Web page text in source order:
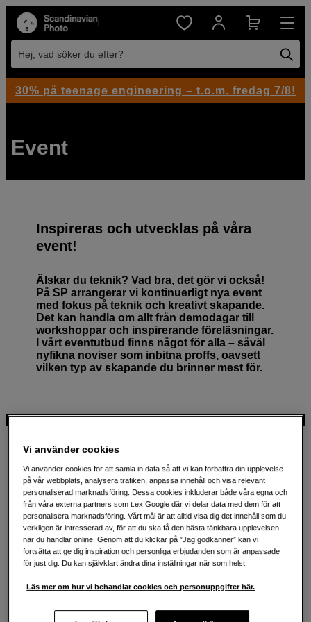
Hej, vad söker du efter?
Event
Inspireras och utvecklas på våra
event!
Älskar du teknik? Vad bra, det gör vi också!
På SP arrangerar vi kontinuerligt nya event
med fokus på teknik och kreativt skapande.
Det kan handla om allt från demodagar till
workshoppar och inspirerande föreläsningar.
I vårt eventutbud finns något för alla – såväl
nyfikna noviser som inbitna proffs, oavsett
vilken typ av skapande du brinner mest för.
Aktuella event
30% på teenage engineering – t.o.m. fredag 7/8!
Vi använder cookies
Vi använder cookies för att samla in data så att vi kan förbättra din upplevelse
på vår webbplats, analysera trafiken, anpassa innehåll och visa relevant
personaliserad marknadsföring. Dessa cookies inkluderar både våra egna och
från våra externa partners som t.ex Google där vi delar data med dem för att
personalisera marknadsföring. Vårt mål är att alltid visa dig det innehåll som du
verkligen är intresserad av, för att du ska få den bästa tänkbara upplevelsen
när du handlar online. Genom att du klickar på ”Jag godkänner” kan vi
fortsätta att ge dig inspiration och personliga erbjudanden som är anpassade
för just dig. Du kan självklart ändra dina inställningar när som helst.
Läs mer om hur vi behandlar cookies och personuppgifter här.